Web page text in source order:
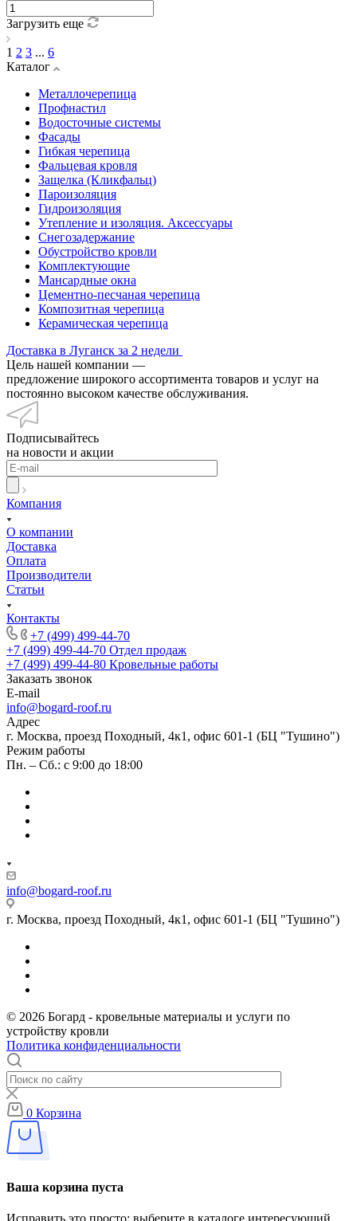
Загрузить еще
1 2 3 ... 6
Каталог
Металлочерепица
Профнастил
Водосточные системы
Фасады
Гибкая черепица
Фальцевая кровля
Защелка (Кликфальц)
Пароизоляция
Гидроизоляция
Утепление и изоляция. Аксессуары
Снегозадержание
Обустройство кровли
Комплектующие
Мансардные окна
Цементно-песчаная черепица
Композитная черепица
Керамическая черепица
Доставка в Луганск за 2 недели
Цель нашей компании —
предложение широкого ассортимента товаров и услуг на
постоянно высоком качестве обслуживания.
Подписывайтесь
на новости и акции
Компания
О компании
Доставка
Оплата
Производители
Статьи
Контакты
+7 (499) 499-44-70
+7 (499) 499-44-70 Отдел продаж
+7 (499) 499-44-80 Кровельные работы
Заказать звонок
E-mail
info@bogard-roof.ru
Адрес
г. Москва, проезд Походный, 4к1, офис 601-1 (БЦ "Тушино")
Режим работы
Пн. – Сб.: с 9:00 до 18:00
info@bogard-roof.ru
г. Москва, проезд Походный, 4к1, офис 601-1 (БЦ "Тушино")
© 2026 Богард - кровельные материалы и услуги по
устройству кровли
Политика конфиденциальности
0 Корзина
Ваша корзина пуста